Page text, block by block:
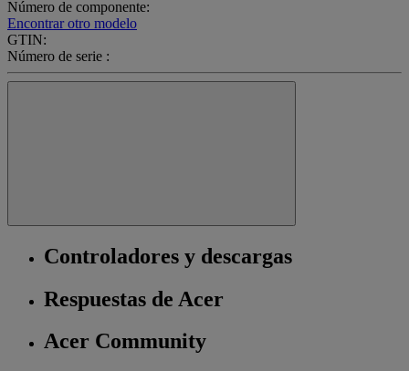
Número de componente:
Encontrar otro modelo
GTIN:
Número de serie :
Controladores y descargas
Respuestas de Acer
Acer Community